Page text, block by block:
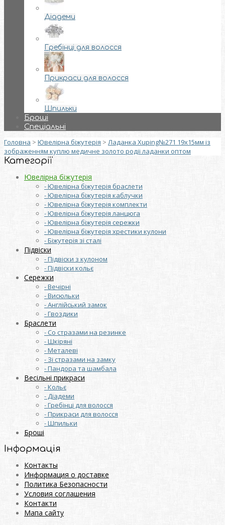
Діадеми
Гребінці для волосся
Прикраси для волосся
Шпильки
Броші
Спеціальні
Головна > Ювелірна біжутерія > Ладанка Xuping№271 19х15мм із
зображенням куплю медичне золото родii ладанки оптом
Категорії
Ювелірна біжутерія
- Ювелірна біжутерія браслети
- Ювелірна біжутерія каблучки
- Ювелірна біжутерія комплекти
- Ювелірна біжутерія ланцюга
- Ювелірна біжутерія сережки
- Ювелірна біжутерія хрестики кулони
- Біжутерія зі сталі
Підвіски
- Підвіски з кулоном
- Підвіски кольє
Сережки
- Вечірні
- Висюльки
- Англійський замок
- Гвоздики
Браслети
- Со стразами на резинке
- Шкіряні
- Металеві
- Зі стразами на замку
- Пандора та шамбала
Весільні прикраси
- Кольє
- Діадеми
- Гребінці для волосся
- Прикраси для волосся
- Шпильки
Броші
Інформація
Контакты
Информация о доставке
Политика Безопасности
Условия соглашения
Контакти
Мапа сайту